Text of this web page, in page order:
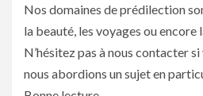
Nos domaines de prédilection
la beauté, les voyages ou encore
N’hésitez pas à nous contacter
nous abordions un sujet en